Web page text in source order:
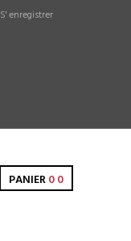
S' enregistrer
PANIER00